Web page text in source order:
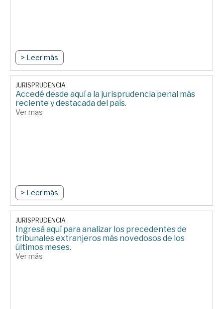
> Leer más
JURISPRUDENCIA
Accedé desde aquí a la jurisprudencia penal más
reciente y destacada del país.
Ver mas
> Leer más
JURISPRUDENCIA
Ingresá aquí para analizar los precedentes de
tribunales extranjeros más novedosos de los
últimos meses.
Ver más